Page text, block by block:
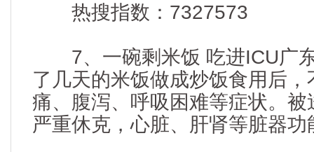
热搜指数：7327573
7、一碗剩米饭 吃进ICU广
了几天的米饭做成炒饭食用后
痛、腹泻、呼吸困难等症状。
严重休克，心脏、肝肾等脏器